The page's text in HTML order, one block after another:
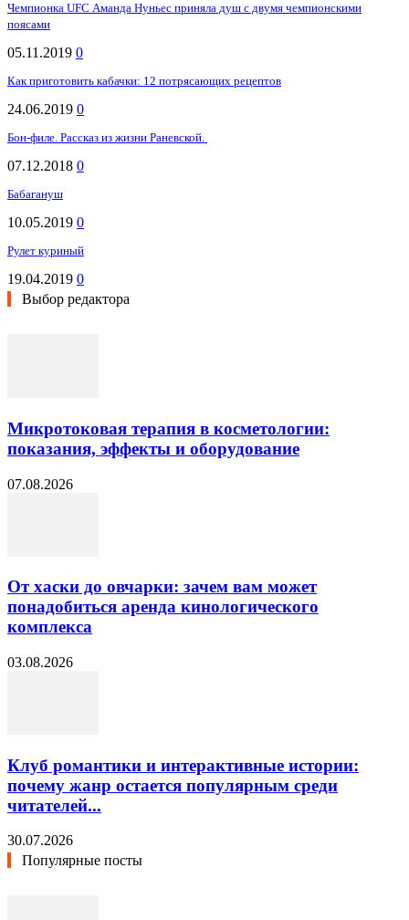
Чемпионка UFC Аманда Нуньес приняла душ с двумя чемпионскими
поясами
05.11.2019 0
Как приготовить кабачки: 12 потрясающих рецептов
24.06.2019 0
Бон-филе. Рассказ из жизни Раневской.
07.12.2018 0
Бабагануш
10.05.2019 0
Рулет куриный
19.04.2019 0
Выбор редактора
Микротоковая терапия в косметологии:
показания, эффекты и оборудование
07.08.2026
От хаски до овчарки: зачем вам может
понадобиться аренда кинологического
комплекса
03.08.2026
Клуб романтики и интерактивные истории:
почему жанр остается популярным среди
читателей...
30.07.2026
Популярные посты